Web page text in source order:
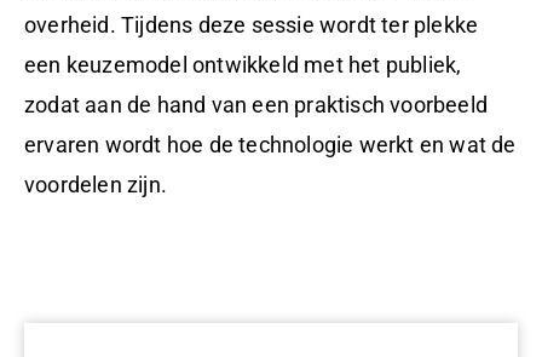
overheid. Tijdens deze sessie wordt ter plekke
een keuzemodel ontwikkeld met het publiek,
zodat aan de hand van een praktisch voorbeeld
ervaren wordt hoe de technologie werkt en wat de
voordelen zijn.